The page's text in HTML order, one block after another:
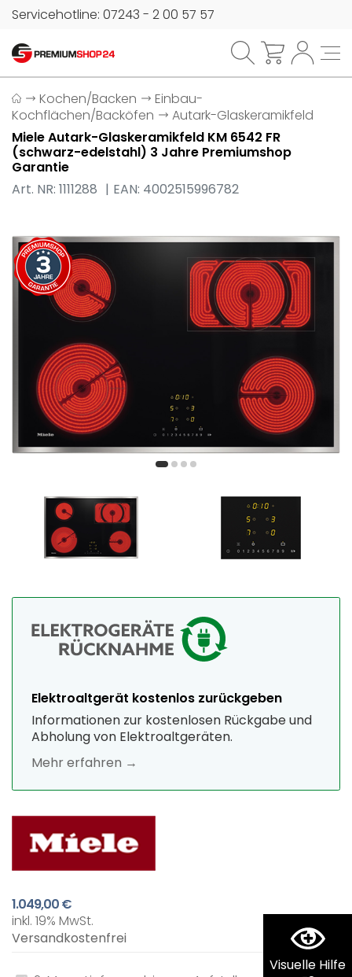
Visuelle Hilfe
Servicehotline: 07243 - 2 00 57 57
Kochen/Backen
Einbau-
Kochflächen/Backöfen
Autark-Glaskeramikfeld
Miele Autark-Glaskeramikfeld KM 6542 FR
(schwarz-edelstahl) 3 Jahre Premiumshop
Garantie
Art. NR: 1111288
EAN: 4002515996782
Elektroaltgerät kostenlos zurückgeben
Informationen zur kostenlosen Rückgabe und
Abholung von Elektroaltgeräten.
Mehr erfahren →
1.049,00 €
inkl. 19% MwSt.
Versandkostenfrei